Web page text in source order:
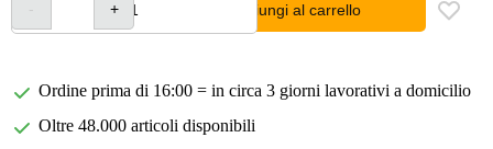
Aggiungi al carrello
Ordine prima di 16:00 = in circa 3 giorni lavorativi a domicilio
Oltre 48.000 articoli disponibili